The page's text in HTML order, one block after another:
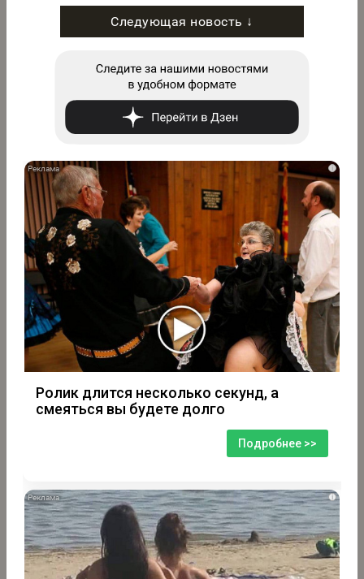
Следующая новость ↓
i
Ролик длится несколько секунд, а
смеяться вы будете долго
Подробнее >>
i